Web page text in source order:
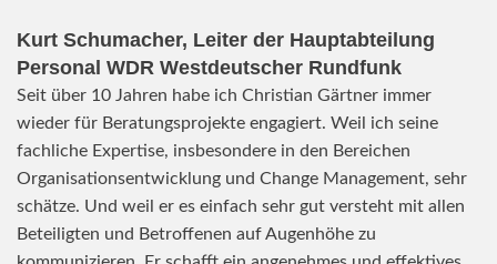
Kurt Schumacher, Leiter der Hauptabteilung
Personal WDR Westdeutscher Rundfunk
Seit über 10 Jahren habe ich Christian Gärtner immer
wieder für Beratungsprojekte engagiert. Weil ich seine
fachliche Expertise, insbesondere in den Bereichen
Organisationsentwicklung und Change Management, sehr
schätze. Und weil er es einfach sehr gut versteht mit allen
Beteiligten und Betroffenen auf Augenhöhe zu